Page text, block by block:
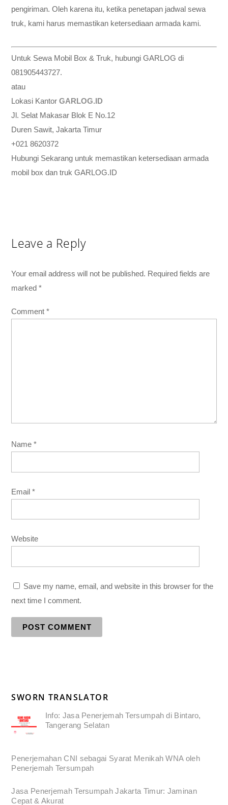
pengiriman. Oleh karena itu, ketika penetapan jadwal sewa
truk, kami harus memastikan ketersediaan armada kami.
Untuk Sewa Mobil Box & Truk, hubungi GARLOG di
081905443727.
atau
Lokasi KantorGARLOG.ID
Jl. Selat Makasar Blok E No.12
Duren Sawit, Jakarta Timur
+021 8620372
Hubungi Sekarang untuk memastikan ketersediaan armada
mobil box dan truk GARLOG.ID
Leave a Reply
Your email address will not be published. Required fields are
marked*
Comment*
Name*
Email*
Website
Save my name, email, and website in this browser for the
next time I comment.
SWORN TRANSLATOR
Info: Jasa Penerjemah Tersumpah di Bintaro,
Tangerang Selatan
Penerjemahan CNI sebagai Syarat Menikah WNA oleh
Penerjemah Tersumpah
Jasa Penerjemah Tersumpah Jakarta Timur: Jaminan
Cepat & Akurat